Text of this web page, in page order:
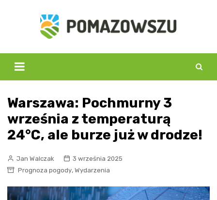
Warszawa: Pochmurny 3
września z temperaturą
24°C, ale burze już w drodze!
Jan Walczak
3 września 2025
Prognoza pogody, Wydarzenia